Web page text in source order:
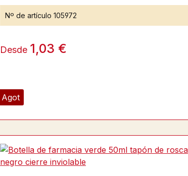
Agot
Nº de artículo 105972
Desde 1,03 €